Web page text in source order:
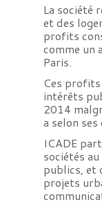
La société
et des
profits
comme un
Paris.
Ces
intérêts
2014
a selon
ICADE
sociétés
publics, et
projets